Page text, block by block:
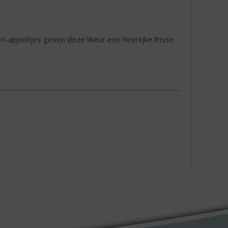
appeltjes geven deze likeur een heerlijke frisse